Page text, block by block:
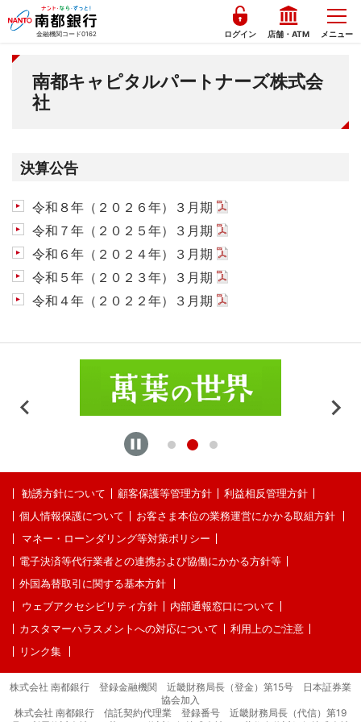
金融機関コード0162 ログイン 店舗・ATM メニュー
南都キャピタルパートナーズ株式会
社
決算公告
令和８年（２０２６年）３月期 PDFを開く
令和７年（２０２５年）３月期 PDFを開く
令和６年（２０２４年）３月期 PDFを開く
令和５年（２０２３年）３月期 PDFを開く
令和４年（２０２２年）３月期 PDFを開く
勧誘方針について 顧客保護等管理方針
利益相反管理方針
個人情報保護について
お客さま本位の業務運営にかかる取組方針
マネー・ローンダリング等対策ポリシー
電子決済等代行業者との連携および協働にかかる方針等
外国為替取引に関する基本方針
ウェブアクセシビリティ方針
内部通報窓口について
カスタマーハラスメントへの対応について
利用上のご注意
リンク集
株式会社 南都銀行 登録金融機関 近畿財務局長（登金）第15号 日本証券業
協会加入
株式会社 南都銀行 信託契約代理業 登録番号 近畿財務局長（代信）第19